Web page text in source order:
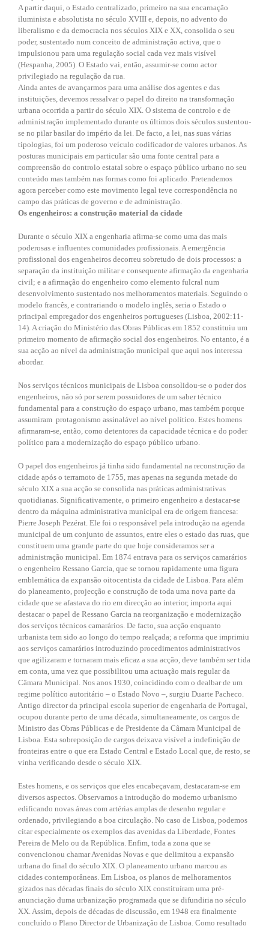
A partir daqui, o Estado centralizado, primeiro na sua encarnação
iluminista e absolutista no século XVIII e, depois, no advento do
liberalismo e da democracia nos séculos XIX e XX, consolida o seu
poder, sustentado num conceito de administração activa, que o
impulsionou para uma regulação social cada vez mais visível
(Hespanha, 2005). O Estado vai, então, assumir-se como actor
privilegiado na regulação da rua.
Ainda antes de avançarmos para uma análise dos agentes e das
instituições, devemos ressalvar o papel do direito na transformação
urbana ocorrida a partir do século XIX. O sistema de controlo e de
administração implementado durante os últimos dois séculos sustentou-
se no pilar basilar do império da lei. De facto, a lei, nas suas várias
tipologias, foi um poderoso veículo codificador de valores urbanos. As
posturas municipais em particular são uma fonte central para a
compreensão do controlo estatal sobre o espaço público urbano no seu
conteúdo mas também nas formas como foi aplicado. Pretendemos
agora perceber como este movimento legal teve correspondência no
campo das práticas de governo e de administração.
Os engenheiros: a construção material da cidade
Durante o século XIX a engenharia afirma-se como uma das mais
poderosas e influentes comunidades profissionais. A emergência
profissional dos engenheiros decorreu sobretudo de dois processos: a
separação da instituição militar e consequente afirmação da engenharia
civil; e a afirmação do engenheiro como elemento fulcral num
desenvolvimento sustentado nos melhoramentos materiais. Seguindo o
modelo francês, e contrariando o modelo inglês, seria o Estado o
principal empregador dos engenheiros portugueses (Lisboa, 2002:11-
14). A criação do Ministério das Obras Públicas em 1852 constituiu um
primeiro momento de afirmação social dos engenheiros. No entanto, é a
sua acção ao nível da administração municipal que aqui nos interessa
abordar.
Nos serviços técnicos municipais de Lisboa consolidou-se o poder dos
engenheiros, não só por serem possuidores de um saber técnico
fundamental para a construção do espaço urbano, mas também porque
assumiram protagonismo assinalável ao nível político. Estes homens
afirmaram-se, então, como detentores da capacidade técnica e do poder
político para a modernização do espaço público urbano.
O papel dos engenheiros já tinha sido fundamental na reconstrução da
cidade após o terramoto de 1755, mas apenas na segunda metade do
século XIX a sua acção se consolida nas práticas administrativas
quotidianas. Significativamente, o primeiro engenheiro a destacar-se
dentro da máquina administrativa municipal era de origem francesa:
Pierre Joseph Pezérat. Ele foi o responsável pela introdução na agenda
municipal de um conjunto de assuntos, entre eles o estado das ruas, que
constituem uma grande parte do que hoje consideramos ser a
administração municipal. Em 1874 entrava para os serviços camarários
o engenheiro Ressano Garcia, que se tornou rapidamente uma figura
emblemática da expansão oitocentista da cidade de Lisboa. Para além
do planeamento, projecção e construção de toda uma nova parte da
cidade que se afastava do rio em direcção ao interior, importa aqui
destacar o papel de Ressano Garcia na reorganização e modernização
dos serviços técnicos camarários. De facto, sua acção enquanto
urbanista tem sido ao longo do tempo realçada; a reforma que imprimiu
aos serviços camarários introduzindo procedimentos administrativos
que agilizaram e tornaram mais eficaz a sua acção, deve também ser tida
em conta, uma vez que possibilitou uma actuação mais regular da
Câmara Municipal. Nos anos 1930, coincidindo com o dealbar de um
regime político autoritário – o Estado Novo –, surgiu Duarte Pacheco.
Antigo director da principal escola superior de engenharia de Portugal,
ocupou durante perto de uma década, simultaneamente, os cargos de
Ministro das Obras Públicas e de Presidente da Câmara Municipal de
Lisboa. Esta sobreposição de cargos deixava visível a indefinição de
fronteiras entre o que era Estado Central e Estado Local que, de resto, se
vinha verificando desde o século XIX.
Estes homens, e os serviços que eles encabeçavam, destacaram-se em
diversos aspectos. Observamos a introdução do moderno urbanismo
edificando novas áreas com artérias amplas de desenho regular e
ordenado, privilegiando a boa circulação. No caso de Lisboa, podemos
citar especialmente os exemplos das avenidas da Liberdade, Fontes
Pereira de Melo ou da República. Enfim, toda a zona que se
convencionou chamar Avenidas Novas e que delimitou a expansão
urbana do final do século XIX. O planeamento urbano marcou as
cidades contemporâneas. Em Lisboa, os planos de melhoramentos
gizados nas décadas finais do século XIX constituíram uma pré-
anunciação duma urbanização programada que se difundiria no século
XX. Assim, depois de décadas de discussão, em 1948 era finalmente
concluído o Plano Director de Urbanização de Lisboa. Como resultado